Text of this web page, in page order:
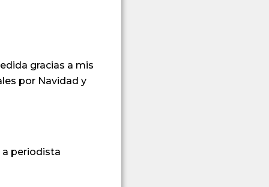
gracias a mis
por Navidad y
a periodista